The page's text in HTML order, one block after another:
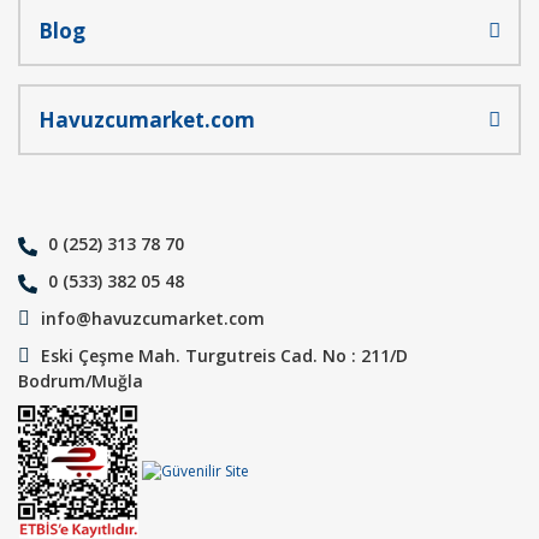
Blog
Havuzcumarket.com
0 (252) 313 78 70
0 (533) 382 05 48
info@havuzcumarket.com
Eski Çeşme Mah. Turgutreis Cad. No : 211/D
Bodrum/Muğla